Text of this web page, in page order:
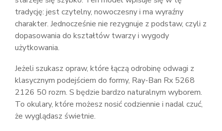
tradycję: jest czytelny, nowoczesny i ma wyraźny
charakter. Jednocześnie nie rezygnuje z podstaw, czyli z
dopasowania do kształtów twarzy i wygody
użytkowania.
Jeżeli szukasz opraw, które łączą odrobinę odwagi z
klasycznym podejściem do formy, Ray-Ban Rx 5268
2126 50 rozm. S będzie bardzo naturalnym wyborem.
To okulary, które możesz nosić codziennie i nadal czuć,
że wyglądasz świetnie.